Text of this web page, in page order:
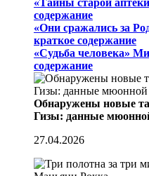
«Тайны старой
содержание
«Они сражались за
краткое содержание
«Судьба человека»
содержание
Обнаружены новые
Гизы: данные
27.04.2026